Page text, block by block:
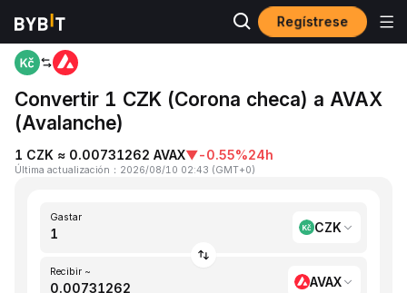
Regístrese
Inicio CZK to AVAX
Convertir 1 CZK (Corona checa) a AVAX
(Avalanche)
1 CZK ≈ 0.00731262 AVAX▼-0.55%24h
Última actualización ： 2026/08/10 02:43 (GMT+0)
Gastar
CZK
Recibir ~
AVAX